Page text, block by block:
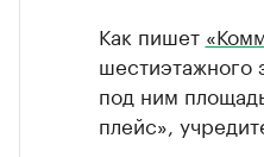
Как пишет ​
шестиэтажного
под ним
плейс»,